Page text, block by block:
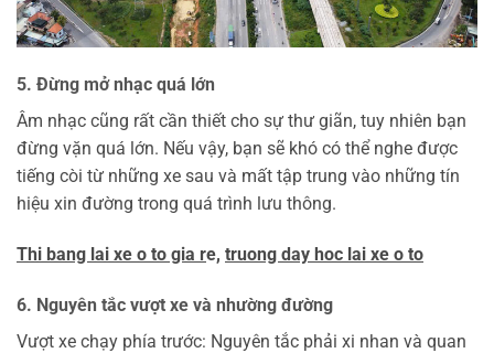
5. Đừng mở nhạc quá lớn
Âm nhạc cũng rất cần thiết cho sự thư giãn, tuy nhiên bạn
đừng vặn quá lớn. Nếu vậy, bạn sẽ khó có thể nghe được
tiếng còi từ những xe sau và mất tập trung vào những tín
hiệu xin đường trong quá trình lưu thông.
Thi bang lai xe o to gia re, truong day hoc lai xe o to
6. Nguyên tắc vượt xe và nhường đường
Vượt xe chạy phía trước: Nguyên tắc phải xi nhan và quan